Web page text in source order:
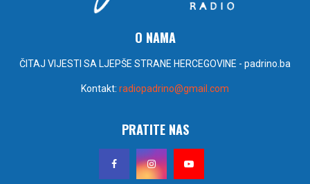
O NAMA
ČITAJ VIJESTI SA LJEPŠE STRANE HERCEGOVINE - padrino.ba
Kontakt: radiopadrino@gmail.com
PRATITE NAS